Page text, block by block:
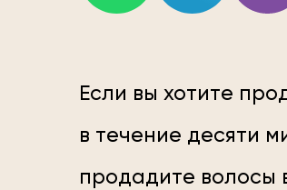
Если вы хотите
в течение десяти
продадите волосы